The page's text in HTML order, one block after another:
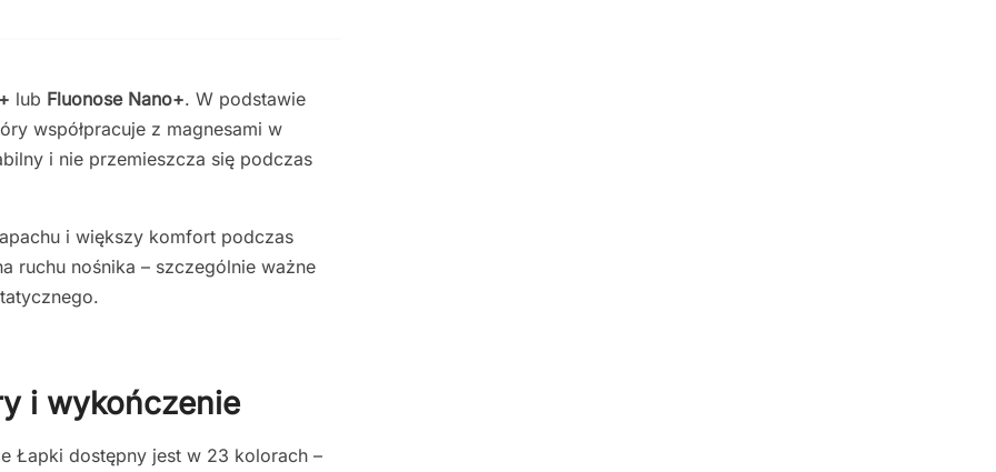
lub Fluonose Nano+. W podstawie
współpracuje z magnesami w
i nie przemieszcza się podczas
i większy komfort podczas
ruchu nośnika – szczególnie ważne
i wykończenie
Łapki dostępny jest w 23 kolorach –